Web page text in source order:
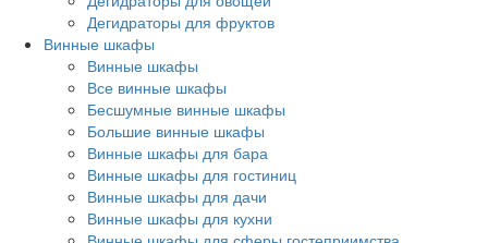
Дегидраторы для фруктов
Винные шкафы
Винные шкафы
Все винные шкафы
Бесшумные винные шкафы
Большие винные шкафы
Винные шкафы для бара
Винные шкафы для гостиниц
Винные шкафы для дачи
Винные шкафы для кухни